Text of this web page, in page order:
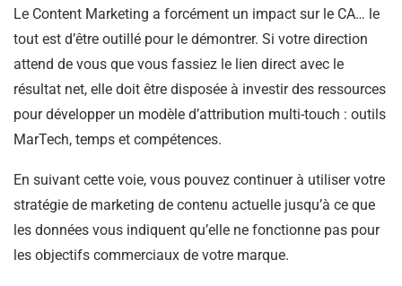
Le Content Marketing a forcément un impact sur le CA… le
tout est d’être outillé pour le démontrer. Si votre direction
attend de vous que vous fassiez le lien direct avec le
résultat net, elle doit être disposée à investir des ressources
pour développer un modèle d’attribution multi-touch : outils
MarTech, temps et compétences.
En suivant cette voie, vous pouvez continuer à utiliser votre
stratégie de marketing de contenu actuelle jusqu’à ce que
les données vous indiquent qu’elle ne fonctionne pas pour
les objectifs commerciaux de votre marque.